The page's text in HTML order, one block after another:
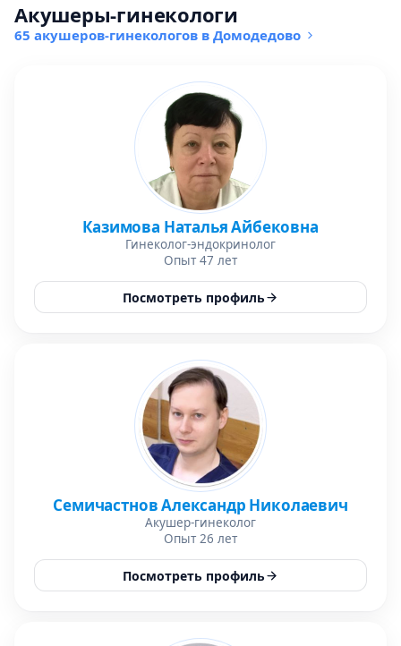
Акушеры-гинекологи
65 акушеров-гинекологов в Домодедово
Казимова Наталья Айбековна
Гинеколог-эндокринолог
Опыт 47 лет
Посмотреть профиль
Семичастнов Александр Николаевич
Акушер-гинеколог
Опыт 26 лет
Посмотреть профиль